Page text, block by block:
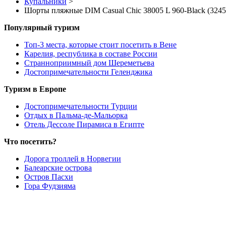
Шорты пляжные DIM Casual Chic 38005 L 960-Black
Популярный туризм
Топ-3 места, которые стоит посетить в Вене
Карелия, республика в составе России
Странноприимный дом Шереметьева
Достопримечательности Геленджика
Туризм в Европе
Достопримечательности Турции
Отдых в Пальма-де-Мальорка
Отель Дессоле Пирамиса в Египте
Что посетить?
Дорога троллей в Норвегии
Балеарские острова
Остров Пасхи
Гора Фудзияма